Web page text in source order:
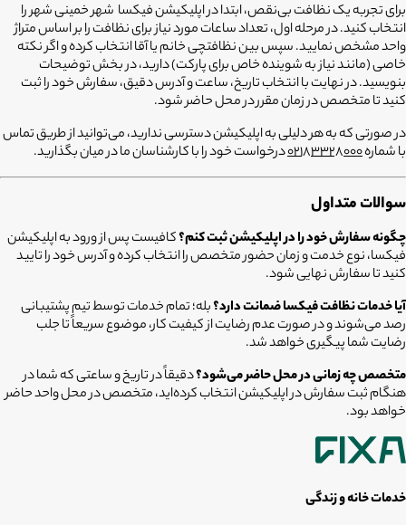
برای تجربه یک نظافت بی‌نقص، ابتدا در اپلیکیشن فیکسا شهر خمینی شهر را
انتخاب کنید. در مرحله اول، تعداد ساعات مورد نیاز برای نظافت را بر اساس متراژ
واحد مشخص نمایید. سپس بین نظافتچی خانم یا آقا انتخاب کرده و اگر نکته
خاصی (مانند نیاز به شوینده خاص برای پارکت) دارید، در بخش توضیحات
بنویسید. در نهایت با انتخاب تاریخ، ساعت و آدرس دقیق، سفارش خود را ثبت
کنید تا متخصص در زمان مقرر در محل حاضر شود.
در صورتی که به هر دلیلی به اپلیکیشن دسترسی ندارید، می‌توانید از طریق تماس
با شماره02183328000درخواست خود را با کارشناسان ما در میان بگذارید.
سوالات متداول
چگونه سفارش خود را در اپلیکیشن ثبت کنم؟کافیست پس از ورود به اپلیکیشن
فیکسا، نوع خدمت و زمان حضور متخصص را انتخاب کرده و آدرس خود را تایید
کنید تا سفارش نهایی شود.
آیا خدمات نظافت فیکسا ضمانت دارد؟بله؛ تمام خدمات توسط تیم پشتیبانی
رصد می‌شوند و در صورت عدم رضایت از کیفیت کار، موضوع سریعاً تا جلب
رضایت شما پیگیری خواهد شد.
متخصص چه زمانی در محل حاضر می‌شود؟دقیقاً در تاریخ و ساعتی که شما در
هنگام ثبت سفارش در اپلیکیشن انتخاب کرده‌اید، متخصص در محل واحد حاضر
خواهد بود.
خدمات خانه و زندگی